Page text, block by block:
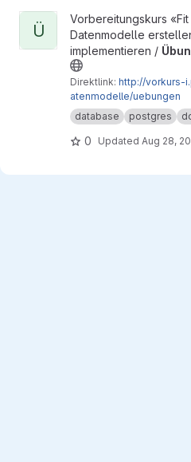
View Übungen project
Ü
Vorbereitungskurs
Datenmodelle
implementieren /
Direktlink: http://vorkurs-
atenmodelle/uebungen
database
postgres
0 Updated Aug 28,